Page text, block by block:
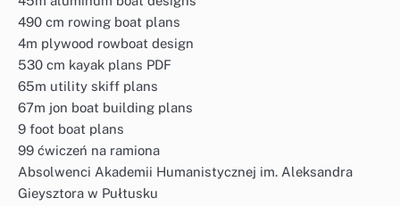
490 cm rowing boat plans
4m plywood rowboat design
530 cm kayak plans PDF
65m utility skiff plans
67m jon boat building plans
9 foot boat plans
99 ćwiczeń na ramiona
Absolwenci Akademii Humanistycznej im. Aleksandra
Gieysztora w Pułtusku